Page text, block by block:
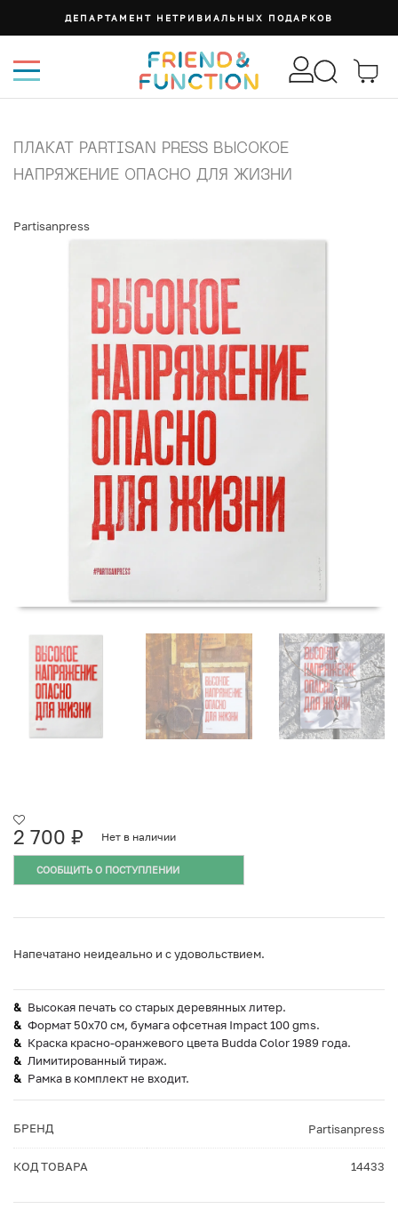
ДЕПАРТАМЕНТ НЕТРИВИАЛЬНЫХ ПОДАРКОВ
ПЛАКАТ PARTISAN PRESS ВЫСОКОЕ
НАПРЯЖЕНИЕ ОПАСНО ДЛЯ ЖИЗНИ
Partisanpress
2 700 ₽ Нет в наличии
СООБЩИТЬ О ПОСТУПЛЕНИИ
Напечатано неидеально и с удовольствием.
Высокая печать со старых деревянных литер.
Формат 50х70 см, бумага офсетная Impact 100 gms.
Краска красно-оранжевого цвета Budda Color 1989 года.
Лимитированный тираж.
Рамка в комплект не входит.
БРЕНД Partisanpress
КОД ТОВАРА 14433